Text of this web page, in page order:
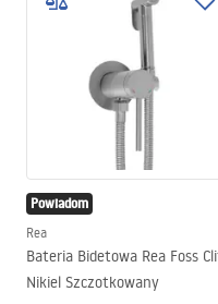
Powiadom
Rea
Bateria Bidetowa Rea Foss
Nikiel Szczotkowany